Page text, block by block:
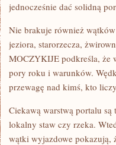
jednocześnie dać solidną
Nie brakuje również
jeziora, starorzecza,
MOCZYKIJE podkreśla, że
pory roku i warunków.
przewagę nad kimś, kto
Ciekawą warstwą portalu
lokalny staw czy rzeka.
wątki wyjazdowe pokazują,